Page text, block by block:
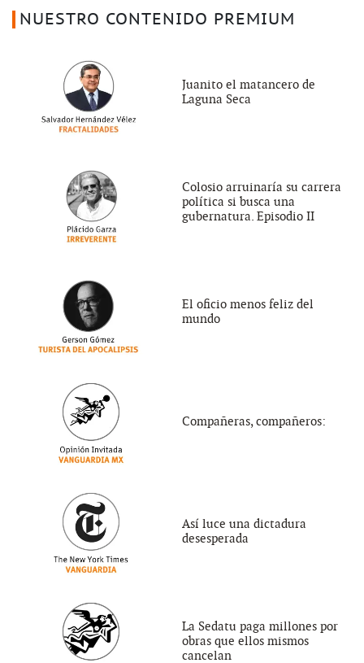
NUESTRO CONTENIDO PREMIUM
Juanito el matancero de
Laguna Seca
Colosio arruinaría su carrera
política si busca una
gubernatura. Episodio II
El oficio menos feliz del
mundo
Compañeras, compañeros:
Así luce una dictadura
desesperada
La Sedatu paga millones por
obras que ellos mismos
cancelan